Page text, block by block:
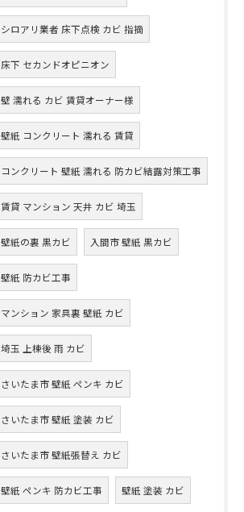
シロアリ業者 床下点検 カビ 指摘
床下 セカンドオピニオン
壁 濡れる カビ 賃貸オーナー様
壁紙 コンクリート 濡れる 賃貸
コンクリート 壁紙 濡れる 防カビ結露対策工事
賃貸 マンション 天井 カビ 埼玉
壁紙の裏 黒カビ 入間市 壁紙 黒カビ
壁紙 防カビ工事
マンション 家具裏 壁紙 カビ
埼玉 上棟後 雨 カビ
さいたま市 壁紙 ペンキ カビ
さいたま市 壁紙 塗装 カビ
さいたま市 壁紙張替え カビ
壁紙 ペンキ 防カビ工事 壁紙 塗装 カビ